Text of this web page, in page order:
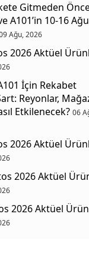
Gitmeden
A101’in 10-16
Ağu, 2026
2026 Aktüel
İçin Rekabet
Reyonlar,
Etkilenecek? 06
2026 Aktüel
2026 Aktüel
2026 Aktüel